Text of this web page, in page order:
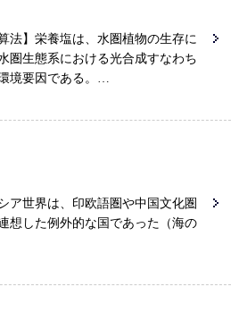
法】栄養塩は、水圏植物の生存に
圏生態系における光合成すなわち
境要因である。…
ア世界は、印欧語圏や中国文化圏
想した例外的な国であった（海の